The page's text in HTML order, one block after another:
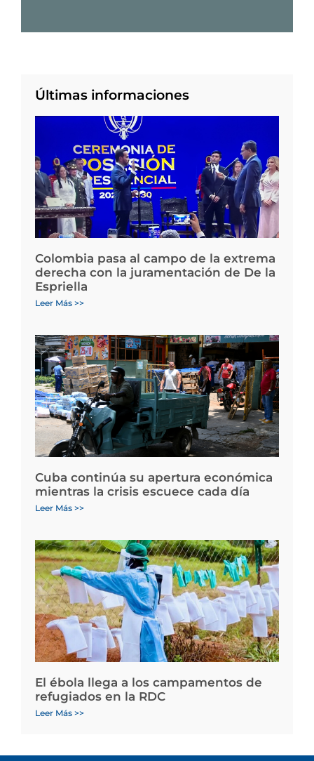
Últimas informaciones
Colombia pasa al campo de la extrema
derecha con la juramentación de De la
Espriella
Leer Más >>
Cuba continúa su apertura económica
mientras la crisis escuece cada día
Leer Más >>
El ébola llega a los campamentos de
refugiados en la RDC
Leer Más >>